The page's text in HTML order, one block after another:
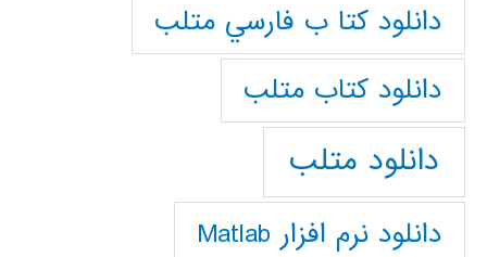
دانلود كتا ب فارسي متلب
دانلود كتاب متلب
دانلود متلب
دانلود نرم افزار Matlab